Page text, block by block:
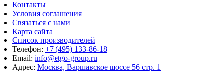
Контакты
Условия соглашения
Связаться с нами
Карта сайта
Список производителей
Телефон: +7 (495) 133-86-18
Email: info@etgo-group.ru
Адрес: Москва, Варшавское шоссе 56 стр. 1